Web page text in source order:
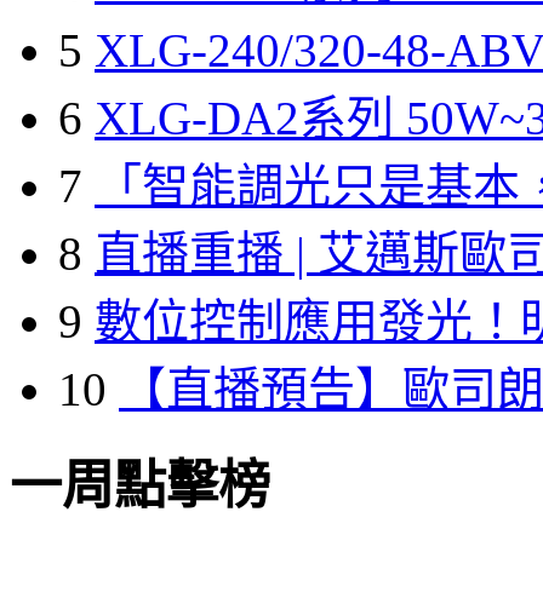
5 XLG-240/320-48-
6 XLG-DA2系列
7
「智能調光只是基本
8 直播重播 | 艾邁斯歐
9 數位控制應用發光！
10
【直播預告】歐司
一周點擊榜